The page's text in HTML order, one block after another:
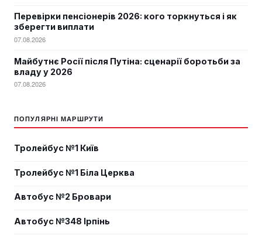
Перевірки пенсіонерів 2026: кого торкнуться і як
зберегти виплати
07.08.2026
Майбутнє Росії після Путіна: сценарії боротьби за
владу у 2026
07.08.2026
ПОПУЛЯРНІ МАРШРУТИ
Тролейбус №1 Київ
Тролейбус №1 Біла Церква
Автобус №2 Бровари
Автобус №348 Ірпінь